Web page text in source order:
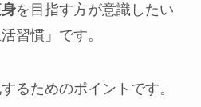
を目指す方が意識したい
習慣」です。
るためのポイントです。